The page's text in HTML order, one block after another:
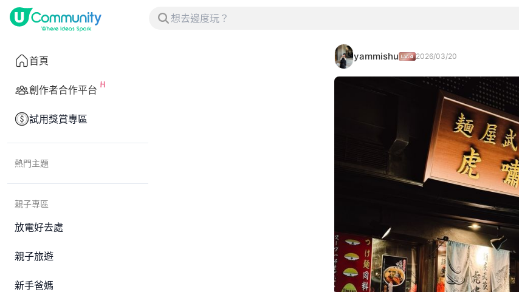
首頁
創作者合作平台
試用獎賞專區
熱門主題
親子專區
放電好去處
親子旅遊
新手爸媽
yammishu 2026/03/20